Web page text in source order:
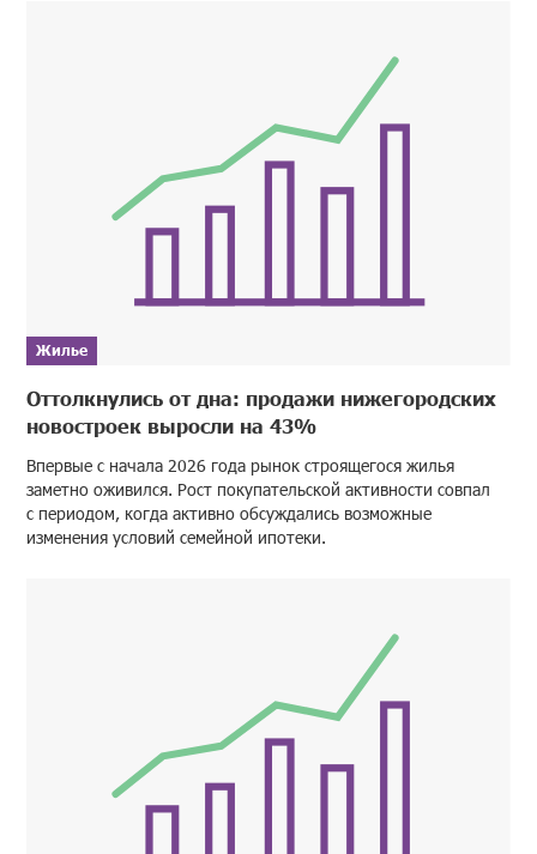
Жилье
Оттолкнулись от дна: продажи нижегородских
новостроек выросли на 43%
Впервые с начала 2026 года рынок строящегося жилья
заметно оживился. Рост покупательской активности совпал
с периодом, когда активно обсуждались возможные
изменения условий семейной ипотеки.